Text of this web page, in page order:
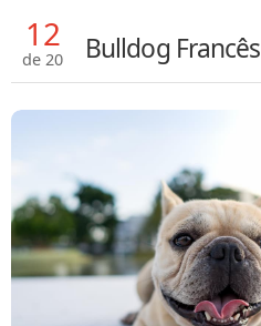
12
de 20 Bulldog Francês